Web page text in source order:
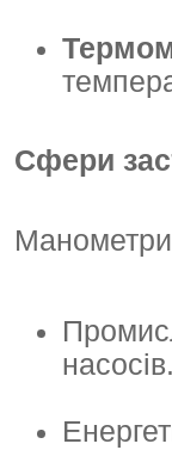
Сфери
Манометри
насосів.